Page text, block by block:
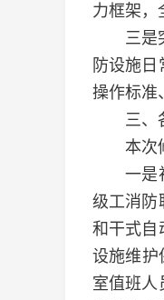
力框架，
三是突
防设施
操作标准
三、各
本次修
一是初
级工消防
和干式自
设施维护
室值班人